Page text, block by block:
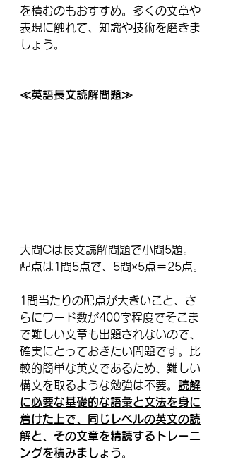
を積むのもおすすめ。多くの文章や
表現に触れて、知識や技術を磨きま
しょう。
≪英語長文読解問題≫
大問Cは長文読解問題で小問5題。
配点は1問5点で、5問×5点＝25点。
1問当たりの配点が大きいこと、さ
らにワード数が400字程度でそこま
で難しい文章も出題されないので、
確実にとっておきたい問題です。比
較的簡単な英文であるため、難しい
構文を取るような勉強は不要。 読解
に必要な基礎的な語彙と文法を身に
着けた上で、同じレベルの英文の読
解と、その文章を精読するトレーニ
ングを積みましょう。